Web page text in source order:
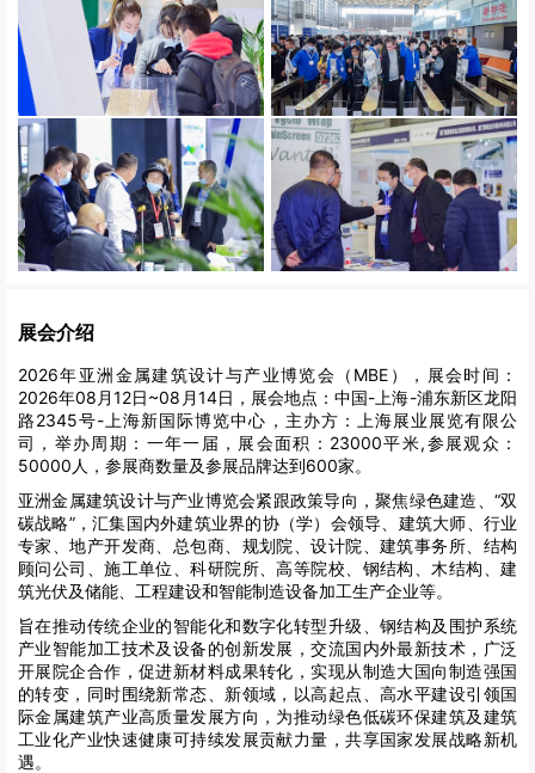
展会介绍
2026年亚洲金属建筑设计与产业博览会（MBE），展会时间：
2026年08月12日~08月14日，展会地点：中国-上海-浦东新区龙阳
路2345号-上海新国际博览中心，主办方：上海展业展览有限公
司，举办周期：一年一届，展会面积：23000平米,参展观众：
50000人，参展商数量及参展品牌达到600家。
亚洲金属建筑设计与产业博览会紧跟政策导向，聚焦绿色建造、“双
碳战略”，汇集国内外建筑业界的协（学）会领导、建筑大师、行业
专家、地产开发商、总包商、规划院、设计院、建筑事务所、结构
顾问公司、施工单位、科研院所、高等院校、钢结构、木结构、建
筑光伏及储能、工程建设和智能制造设备加工生产企业等。
旨在推动传统企业的智能化和数字化转型升级、钢结构及围护系统
产业智能加工技术及设备的创新发展，交流国内外最新技术，广泛
开展院企合作，促进新材料成果转化，实现从制造大国向制造强国
的转变，同时围绕新常态、新领域，以高起点、高水平建设引领国
际金属建筑产业高质量发展方向，为推动绿色低碳环保建筑及建筑
工业化产业快速健康可持续发展贡献力量，共享国家发展战略新机
遇。